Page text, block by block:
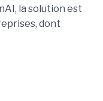
la solution est
dont